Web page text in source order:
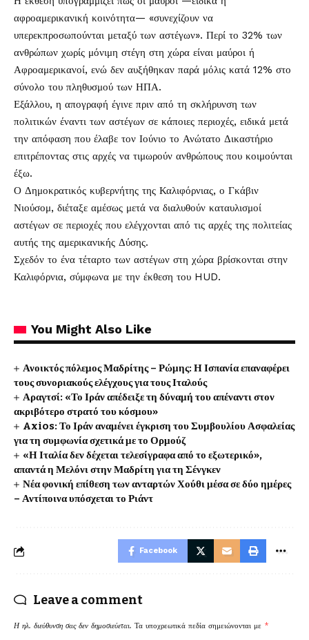
αφροαμερικανική κοινότητα— «συνεχίζουν να
υπερεκπροσωπούνται μεταξύ των αστέγων». Περί το 32% των
ανθρώπων χωρίς μόνιμη στέγη στη χώρα είναι μαύροι ή
Αφροαμερικανοί, ενώ δεν αυξήθηκαν παρά μόλις κατά 12% στο
σύνολο του πληθυσμού των ΗΠΑ.
Εξάλλου, η απογραφή έγινε πριν από τη σκλήρυνση των
πολιτικών έναντι των αστέγων σε κάποιες περιοχές, ειδικά μετά
την απόφαση που έλαβε τον Ιούνιο το Ανώτατο Δικαστήριο
επιτρέποντας στις αρχές να τιμωρούν ανθρώπους που κοιμούνται
έξω.
Ο Δημοκρατικός κυβερνήτης της Καλιφόρνιας, ο Γκάβιν
Νιούσομ, διέταξε αμέσως μετά να διαλυθούν καταυλισμοί
αστέγων σε περιοχές που ελέγχονται από τις αρχές της πολιτείας
αυτής της αμερικανικής Δύσης.
Σχεδόν το ένα τέταρτο των αστέγων στη χώρα βρίσκονται στην
Καλιφόρνια, σύμφωνα με την έκθεση του HUD.
You Might Also Like
Ανοικτός πόλεμος Μαδρίτης – Ρώμης: Η Ισπανία επαναφέρει
τους συνοριακούς ελέγχους για τους Ιταλούς
Αραγτσί: «Το Ιράν απέδειξε τη δύναμή του απέναντι στον
ακριβότερο στρατό του κόσμου»
Axios: Το Ιράν αναμένει έγκριση του Συμβουλίου Ασφαλείας
για τη συμφωνία σχετικά με το Ορμούζ
«Η Ιταλία δεν δέχεται τελεσίγραφα από το εξωτερικό»,
απαντά η Μελόνι στην Μαδρίτη για τη Σένγκεν
Νέα φονική επίθεση των ανταρτών Χούθι μέσα σε δύο ημέρες
– Αντίποινα υπόσχεται το Ριάντ
Facebook
Leave a comment
Η ηλ. διεύθυνση σας δεν δημοσιεύεται. Τα υποχρεωτικά πεδία σημειώνονται με *